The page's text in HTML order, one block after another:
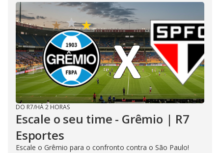
DO R7/HÁ 2 HORAS
Escale o seu time - Grêmio | R7
Esportes
Escale o Grêmio para o confronto contra o São Paulo!